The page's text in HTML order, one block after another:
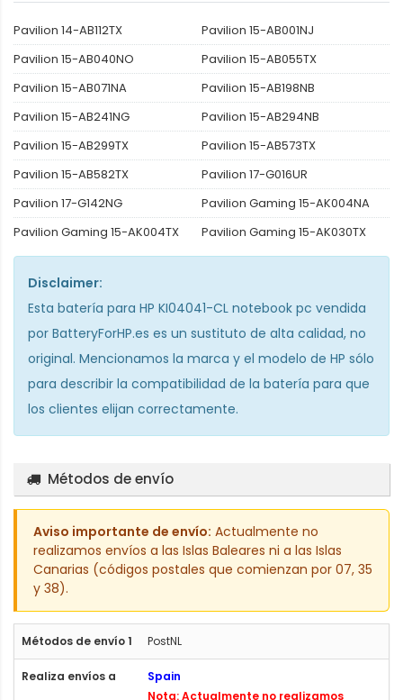
Pavilion 14-AB112TX
Pavilion 15-AB001NJ
Pavilion 15-AB040NO
Pavilion 15-AB055TX
Pavilion 15-AB071NA
Pavilion 15-AB198NB
Pavilion 15-AB241NG
Pavilion 15-AB294NB
Pavilion 15-AB299TX
Pavilion 15-AB573TX
Pavilion 15-AB582TX
Pavilion 17-G016UR
Pavilion 17-G142NG
Pavilion Gaming 15-AK004NA
Pavilion Gaming 15-AK004TX
Pavilion Gaming 15-AK030TX
Disclaimer:
Esta batería para HP KI04041-CL notebook pc vendida
por BatteryForHP.es es un sustituto de alta calidad, no
original. Mencionamos la marca y el modelo de HP sólo
para describir la compatibilidad de la batería para que
los clientes elijan correctamente.
Métodos de envío
Aviso importante de envío: Actualmente no
realizamos envíos a las Islas Baleares ni a las Islas
Canarias (códigos postales que comienzan por 07, 35
y 38).
PostNL
Spain
Nota: Actualmente no realizamos